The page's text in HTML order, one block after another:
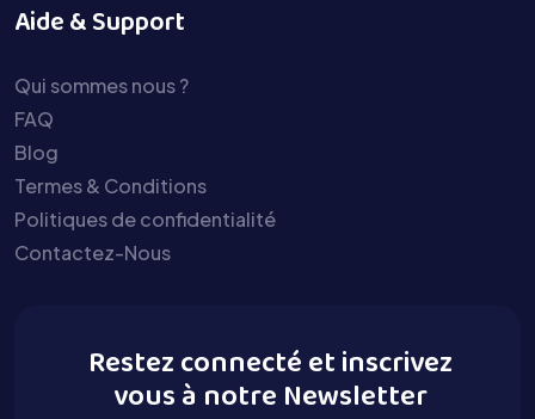
Aide & Support
Qui sommes nous ?
FAQ
Blog
Termes & Conditions
Politiques de confidentialité
Contactez-Nous
Restez connecté et inscrivez
vous à notre Newsletter